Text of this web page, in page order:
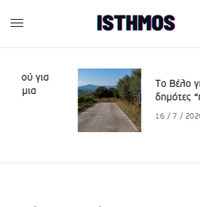
Το Βέλο γιορτάζει, οι
δημότες “πενθούν”
16 / 7 / 2026